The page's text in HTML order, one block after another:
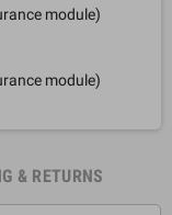
module)
module)
& RETURNS